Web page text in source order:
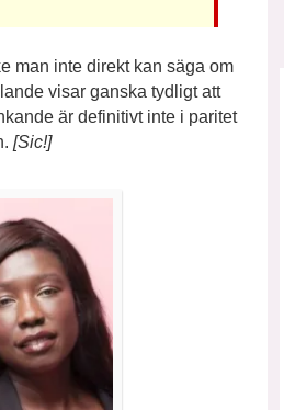
man inte direkt kan säga om
visar ganska tydligt att
är definitivt inte i paritet
[Sic!]